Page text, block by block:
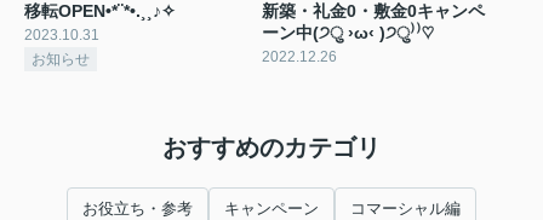
移転OPEN•*¨*•.¸¸♪✧
2023.10.31
お知らせ
新築・礼金0・敷金0キャンペ
ーン中(੭ु ›ω‹ )੭ु⁾⁾♡
2022.12.26
おすすめのカテゴリ
お役立ち・参考 キャンペーン コマーシャル編